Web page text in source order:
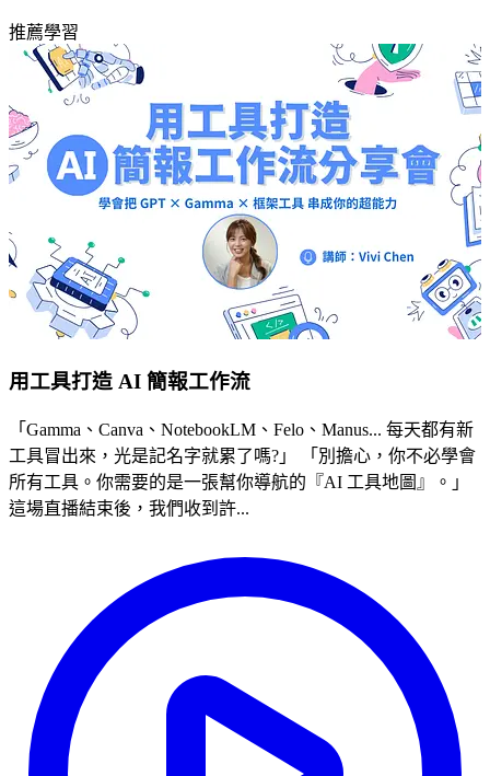
推薦學習
用工具打造 AI 簡報工作流
「Gamma、Canva、NotebookLM、Felo、Manus... 每天都有新
工具冒出來，光是記名字就累了嗎?」 「別擔心，你不必學會
所有工具。你需要的是一張幫你導航的『AI 工具地圖』。」
這場直播結束後，我們收到許...